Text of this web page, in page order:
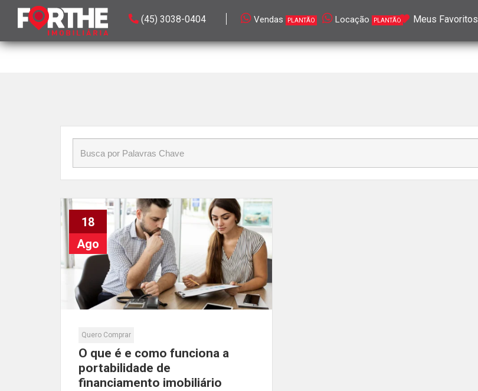
(45) 3038-0404 Vendas PLANTÃO Locação PLANTÃO Meus Favoritos
Início »Blog» Portabilidade
18
Ago
Quero Comprar
O que é e como funciona a
portabilidade de
financiamento imobiliário